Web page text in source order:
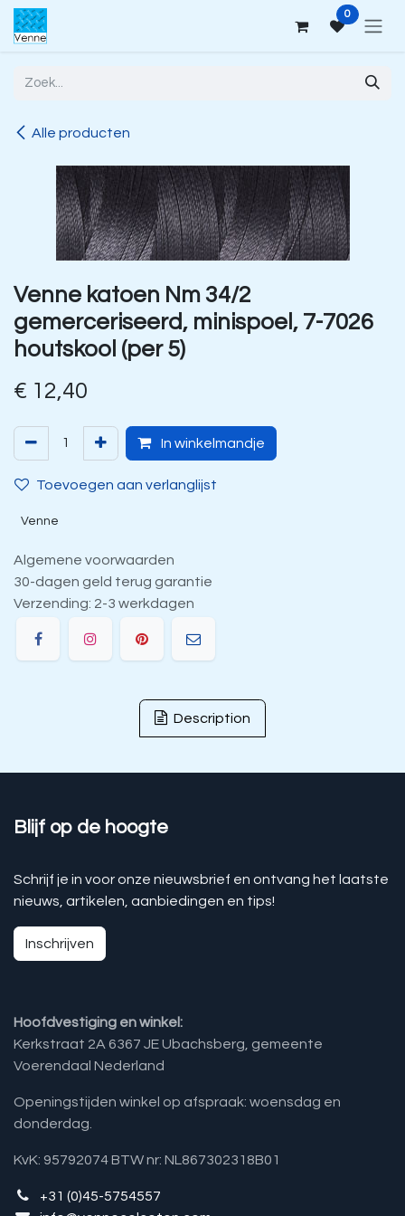
Overslaan naar inhoud 0
Alle producten
Venne katoen Nm 34/2
gemerceriseerd, minispoel, 7-7026
houtskool (per 5)
€ 12,40
In winkelmandje
Toevoegen aan verlanglijst
Venne
Algemene voorwaarden
30-dagen geld terug garantie
Verzending: 2-3 werkdagen
Description
Blijf op de hoogte
Schrijf je in voor onze nieuwsbrief en ontvang het laatste
nieuws, artikelen, aanbiedingen en tips!
Inschrijven
Hoofdvestiging en winkel:
Kerkstraat 2A 6367 JE Ubachsberg, gemeente
Voerendaal Nederland
Openingstijden winkel op afspraak: woensdag en
donderdag.
KvK: 95792074 BTW nr: NL867302318B01
+31 (0)45-5754557